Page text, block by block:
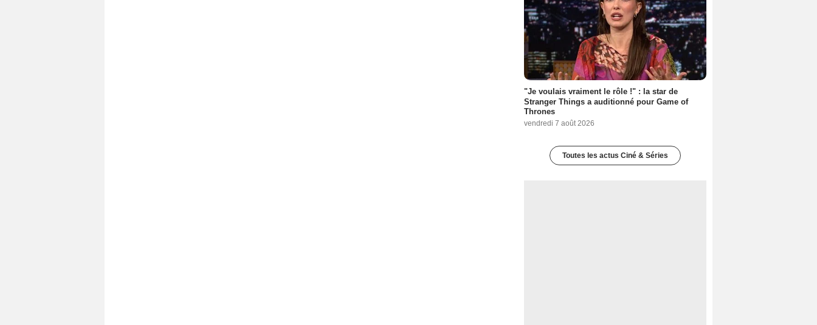
"Je voulais vraiment le rôle !" : la star de
Stranger Things a auditionné pour Game of
Thrones
vendredi 7 août 2026
Toutes les actus Ciné & Séries